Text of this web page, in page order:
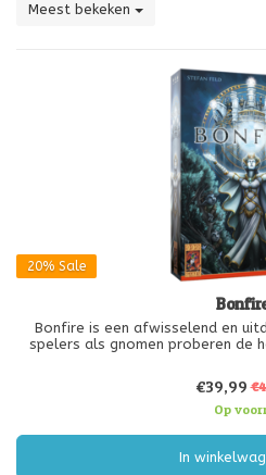
Meest bekeken
20% Sale
Bonfire is een afwisselend en
spelers als gnomen proberen de
€39,99
Op
In